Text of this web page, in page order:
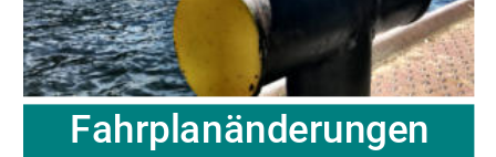
Fahrplanänderungen